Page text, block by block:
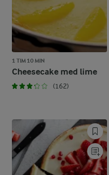
1 TIM 10 MIN
Cheesecake med lime
(162)